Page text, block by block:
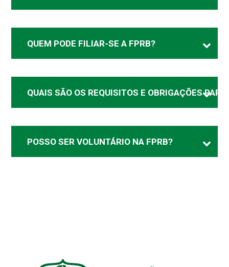
QUEM PODE FILIAR-SE A FPRB?
QUAIS SÃO OS REQUISITOS E OBRIGAÇÕES
POSSO SER VOLUNTÁRIO NA FPRB?